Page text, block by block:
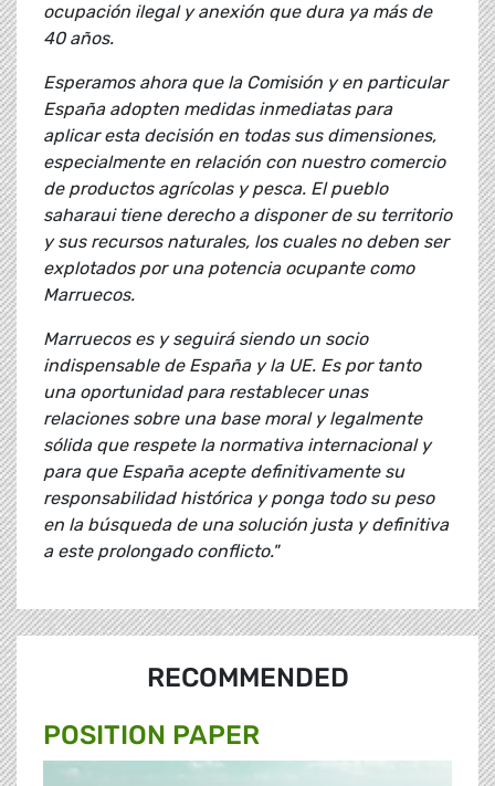
ocupación ilegal y anexión que dura ya más de
40 años.
Esperamos ahora que la Comisión y en particular
España adopten medidas inmediatas para
aplicar esta decisión en todas sus dimensiones,
especialmente en relación con nuestro comercio
de productos agrícolas y pesca. El pueblo
saharaui tiene derecho a disponer de su territorio
y sus recursos naturales, los cuales no deben ser
explotados por una potencia ocupante como
Marruecos.
Marruecos es y seguirá siendo un socio
indispensable de España y la UE. Es por tanto
una oportunidad para restablecer unas
relaciones sobre una base moral y legalmente
sólida que respete la normativa internacional y
para que España acepte definitivamente su
responsabilidad histórica y ponga todo su peso
en la búsqueda de una solución justa y definitiva
a este prolongado conflicto."
RECOMMENDED
POSITION PAPER